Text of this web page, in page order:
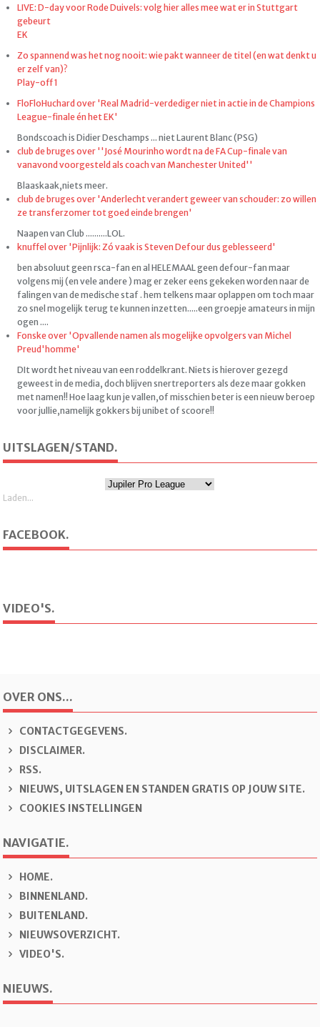
LIVE: D-day voor Rode Duivels: volg hier alles mee wat er in Stuttgart
gebeurt
EK
Zo spannend was het nog nooit: wie pakt wanneer de titel (en wat denkt u
er zelf van)?
Play-off 1
FloFloHuchard over 'Real Madrid-verdediger niet in actie in de Champions
League-finale én het EK'
Bondscoach is Didier Deschamps ... niet Laurent Blanc (PSG)
club de bruges over ''José Mourinho wordt na de FA Cup-finale van
vanavond voorgesteld als coach van Manchester United''
Blaaskaak,niets meer.
club de bruges over 'Anderlecht verandert geweer van schouder: zo willen
ze transferzomer tot goed einde brengen'
Naapen van Club ..........LOL.
knuffel over 'Pijnlijk: Zó vaak is Steven Defour dus geblesseerd'
ben absoluut geen rsca-fan en al HELEMAAL geen defour-fan maar
volgens mij (en vele andere ) mag er zeker eens gekeken worden naar de
falingen van de medische staf . hem telkens maar oplappen om toch maar
zo snel mogelijk terug te kunnen inzetten.....een groepje amateurs in mijn
ogen ....
Fonske over 'Opvallende namen als mogelijke opvolgers van Michel
Preud'homme'
DIt wordt het niveau van een roddelkrant. Niets is hierover gezegd
geweest in de media, doch blijven snertreporters als deze maar gokken
met namen!! Hoe laag kun je vallen,of misschien beter is een nieuw beroep
voor jullie,namelijk gokkers bij unibet of scoore!!
UITSLAGEN/STAND.
Laden...
FACEBOOK.
VIDEO'S.
OVER ONS...
CONTACTGEGEVENS.
DISCLAIMER.
RSS.
NIEUWS, UITSLAGEN EN STANDEN GRATIS OP JOUW SITE.
COOKIES INSTELLINGEN
NAVIGATIE.
H OME.
B INNENLAND.
BU ITENLAND.
N
IEUWSOVERZICHT.
VIDEO'S.
NIEUWS.